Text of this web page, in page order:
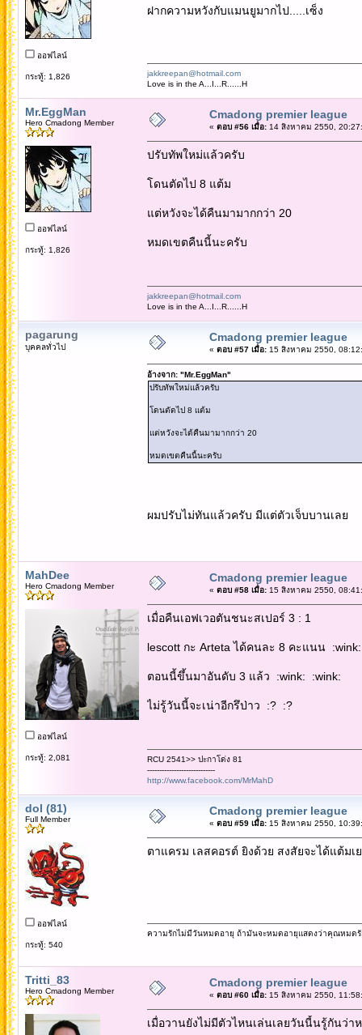
ออฟไลน์
กระทู้: 1,826
ฝากความหวังกับแมนยูมากไป.....เซ็ง
jakkreepan@hotmail.com
Love is in the A...I...R......H
Mr.EggMan
Hero Cmadong Member
ออฟไลน์
กระทู้: 1,826
Cmadong premier league
« ตอบ #56 เมื่อ:14 สิงหาคม 2550,
ปรับทัพใหม่แล้วครับ
โดนตัดไป 8 แต้ม
แต่หวังจะได้คืนมามากกว่า 20
หมดเขตคืนนี้นะครับ
jakkreepan@hotmail.com
Love is in the A...I...R......H
pagarung
บุคคลทั่วไป
Cmadong premier league
« ตอบ #57 เมื่อ:15 สิงหาคม 2550,
อ้างจาก: "Mr.EggMan"
ปรับทัพใหม่แล้วครับ
โดนตัดไป 8 แต้ม
แต่หวังจะได้คืนมามากกว่า 20
หมดเขตคืนนี้นะครับ
ผมปรับไม่ทันแล้วครับ มีแต่ตัวเจ็บบานเลย
MahDee
Hero Cmadong Member
ออฟไลน์
กระทู้: 2,081
Cmadong premier league
« ตอบ #58 เมื่อ:15 สิงหาคม 2550,
เมื่อคืนเอฟเวอตันชนะสเปอร์ 3 : 1
lescott กะ Arteta ได้คนละ 8 คะแนน :wink:
ตอนนี้ขึ้นมาอันดับ 3 แล้ว :wink: :wink:
ไม่รู้วันนี้จะเน่าอีกรึป่าว :? :?
RCU 2541>> ปะกาโด่ง 81
----------------------------
http://www.facebook.com/MrMahD
dol (81)
Full Member
ออฟไลน์
กระทู้: 540
Cmadong premier league
« ตอบ #59 เมื่อ:15 สิงหาคม 2550,
ตาแครม เลสคอรต์ ยิงด้วย สงสัยจะได้แต้มเ
ความรักไม่มีวันหมดอายุ ถ้ามันจะหมดอายุแสดงว่าคุณหมดรั
Tritti_83
Hero Cmadong Member
Cmadong premier league
« ตอบ #60 เมื่อ:15 สิงหาคม 2550,
เมื่อวานยังไม่มีตัวไหนเล่นเลยวันนี้นรู้กันว่า